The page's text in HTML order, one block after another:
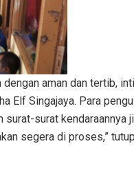
aman dan tertib,
Elf Singajaya. Para
surat kendaraannya
segera di proses,”